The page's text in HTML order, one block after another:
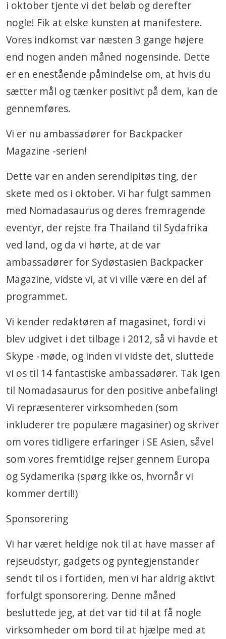
i oktober tjente vi det beløb og derefter
nogle! Fik at elske kunsten at manifestere.
Vores indkomst var næsten 3 gange højere
end nogen anden måned nogensinde. Dette
er en enestående påmindelse om, at hvis du
sætter mål og tænker positivt på dem, kan de
gennemføres.
Vi er nu ambassadører for Backpacker
Magazine -serien!
Dette var en anden serendipitøs ting, der
skete med os i oktober. Vi har fulgt sammen
med Nomadasaurus og deres fremragende
eventyr, der rejste fra Thailand til Sydafrika
ved land, og da vi hørte, at de var
ambassadører for Sydøstasien Backpacker
Magazine, vidste vi, at vi ville være en del af
programmet.
Vi kender redaktøren af ​​magasinet, fordi vi
blev udgivet i det tilbage i 2012, så vi havde et
Skype -møde, og inden vi vidste det, sluttede
vi os til 14 fantastiske ambassadører. Tak igen
til Nomadasaurus for den positive anbefaling!
Vi repræsenterer virksomheden (som
inkluderer tre populære magasiner) og skriver
om vores tidligere erfaringer i SE Asien, såvel
som vores fremtidige rejser gennem Europa
og Sydamerika (spørg ikke os, hvornår vi
kommer dertil!)
Sponsorering
Vi har været heldige nok til at have masser af
rejseudstyr, gadgets og pyntegjenstander
sendt til os i fortiden, men vi har aldrig aktivt
forfulgt sponsorering. Denne måned
besluttede jeg, at det var tid til at få nogle
virksomheder om bord til at hjælpe med at